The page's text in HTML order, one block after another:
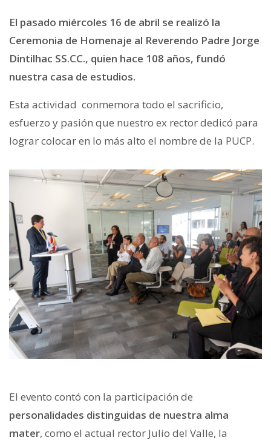
El pasado miércoles 16 de abril se realizó la
Ceremonia de Homenaje al Reverendo Padre Jorge
Dintilhac SS.CC., quien hace 108 años, fundó
nuestra casa de estudios.
Esta actividad conmemora todo el sacrificio,
esfuerzo y pasión que nuestro ex rector dedicó para
lograr colocar en lo más alto el nombre de la PUCP.
El evento contó con la participación de
personalidades distinguidas de nuestra alma
mater, como el actual rector Julio del Valle, la